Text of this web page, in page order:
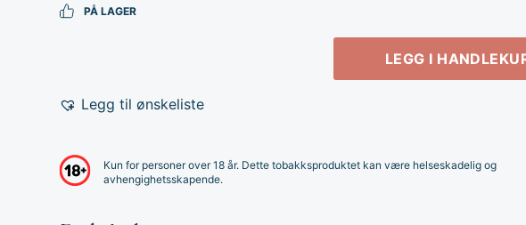
PÅ LAGER
LEGG I
Legg til ønskeliste
Kun for personer over 18 år. Dette tobakksproduktet kan være helseskadelig og
avhengighetsskapende.